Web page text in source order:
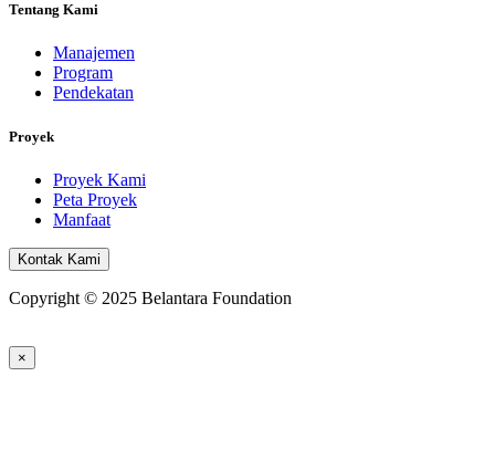
Tentang Kami
Manajemen
Program
Pendekatan
Proyek
Proyek Kami
Peta Proyek
Manfaat
Kontak Kami
Copyright © 2025 Belantara Foundation
×